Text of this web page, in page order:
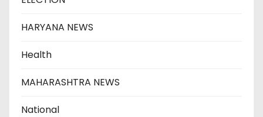
HARYANA NEWS
Health
MAHARASHTRA NEWS
National